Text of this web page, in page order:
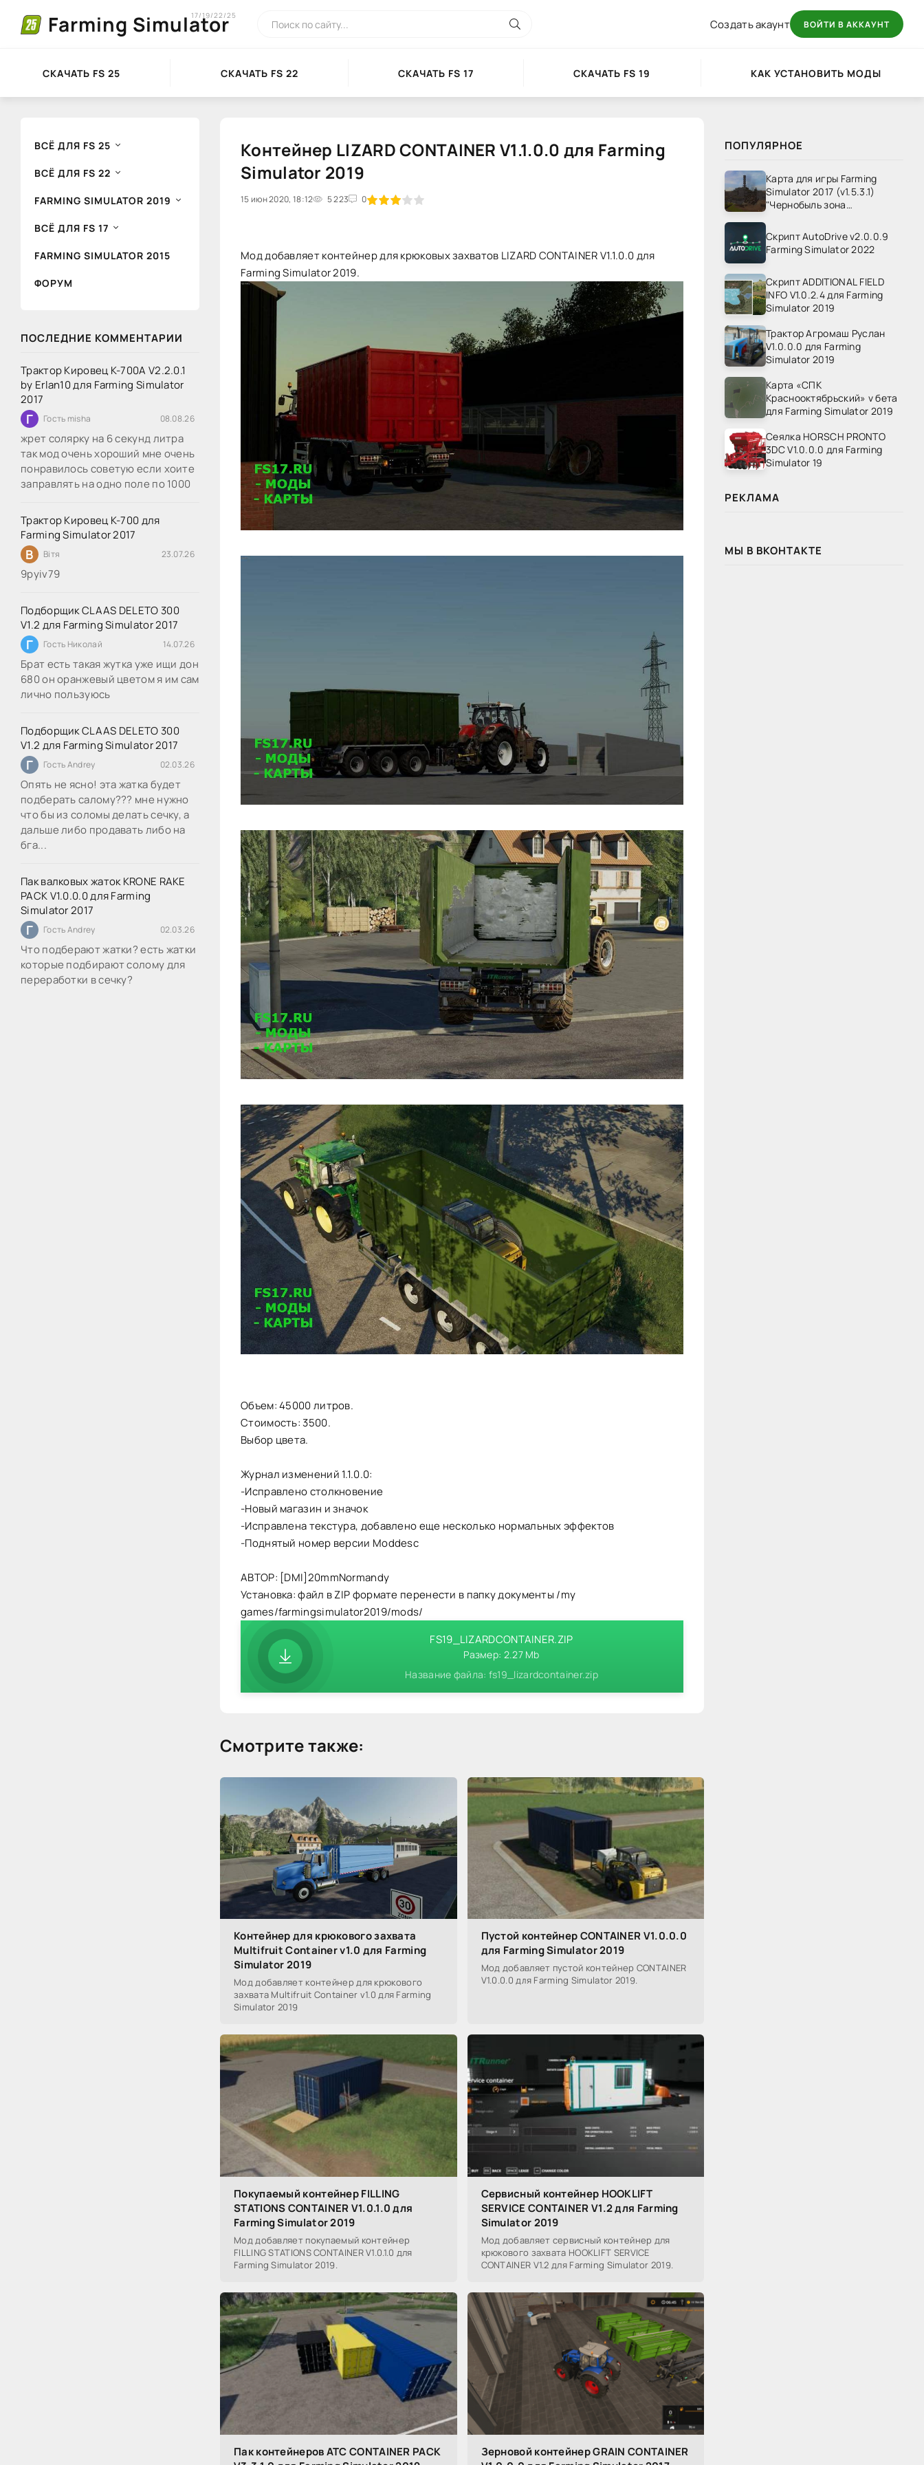
Farming Simulator
17/19/22/25
Создать акаунт ВОЙТИ В АККАУНТ
СКАЧАТЬ FS 25 СКАЧАТЬ FS 22 СКАЧАТЬ FS 17 СКАЧАТЬ FS 19 КАК УСТАНОВИТЬ МОДЫ
ВСЁ ДЛЯ FS 25
ВСЁ ДЛЯ FS 22
FARMING SIMULATOR 2019
ВСЁ ДЛЯ FS 17
FARMING SIMULATOR 2015
ФОРУМ
ПОСЛЕДНИЕ КОММЕНТАРИИ
Трактор Кировец К-700А V2.2.0.1
by Erlan10 для Farming Simulator
2017
Г Гость misha 08.08.26
жрет солярку на 6 секунд литра
так мод очень хороший мне очень
понравилось советую если хоите
заправлять на одно поле по 1000
Трактор Кировец К-700 для
Farming Simulator 2017
В Вітя 23.07.26
9руіv79
Подборщик CLAAS DELETO 300
V1.2 для Farming Simulator 2017
Г Гость Николай 14.07.26
Брат есть такая жутка уже ищи дон
680 он оранжевый цветом я им сам
лично пользуюсь
Подборщик CLAAS DELETO 300
V1.2 для Farming Simulator 2017
Г Гость Andrey 02.03.26
Опять не ясно! эта жатка будет
подберать салому??? мне нужно
что бы из соломы делать сечку, а
дальше либо продавать либо на
бга...
Пак валковых жаток KRONE RAKE
PACK V1.0.0.0 для Farming
Simulator 2017
Г Гость Andrey 02.03.26
Что подберают жатки? есть жатки
которые подбирают солому для
переработки в сечку?
Контейнер LIZARD CONTAINER V1.1.0.0 для Farming
Simulator 2019
15 июн 2020, 18:12 5 223 0
1 2 3 4 5
Мод добавляет контейнер для крюковых захватов LIZARD CONTAINER V1.1.0.0 для
Farming Simulator 2019.
Объем: 45000 литров.
Стоимость: 3500.
Выбор цвета.
Журнал изменений 1.1.0.0:
-Исправлено столкновение
-Новый магазин и значок
-Исправлена текстура, добавлено еще несколько нормальных эффектов
-Поднятый номер версии Moddesc
АВТОР: [DMI]20mmNormandy
Установка: файл в ZIP формате перенести в папку документы /my
games/farmingsimulator2019/mods/
FS19_LIZARDCONTAINER.ZIP
Размер: 2.27 Mb
Название файла: fs19_lizardcontainer.zip
Смотрите также:
Контейнер для крюкового захвата
Multifruit Container v1.0 для Farming
Simulator 2019
Мод добавляет контейнер для крюкового
захвата Multifruit Container v1.0 для Farming
Simulator 2019
Пустой контейнер CONTAINER V1.0.0.0
для Farming Simulator 2019
Мод добавляет пустой контейнер CONTAINER
V1.0.0.0 для Farming Simulator 2019.
Покупаемый контейнер FILLING
STATIONS CONTAINER V1.0.1.0 для
Farming Simulator 2019
Мод добавляет покупаемый контейнер
FILLING STATIONS CONTAINER V1.0.1.0 для
Farming Simulator 2019.
Сервисный контейнер HOOKLIFT
SERVICE CONTAINER V1.2 для Farming
Simulator 2019
Мод добавляет сервисный контейнер для
крюкового захвата HOOKLIFT SERVICE
CONTAINER V1.2 для Farming Simulator 2019.
Пак контейнеров ATC CONTAINER PACK
Зерновой контейнер GRAIN CONTAINER
ПОПУЛЯРНОЕ
Карта для игры Farming
Simulator 2017 (v1.5.3.1)
"Чернобыль зона
Скрипт AutoDrive v2.0.0.9
Farming Simulator 2022
Скрипт ADDITIONAL FIELD
INFO V1.0.2.4 для Farming
Simulator 2019
Трактор Агромаш Руслан
V1.0.0.0 для Farming
Simulator 2019
Карта «СПК
Краснооктябрьский» v бета
для Farming Simulator 2019
Сеялка HORSCH PRONTO
3DC V1.0.0.0 для Farming
Simulator 19
РЕКЛАМА
МЫ В ВКОНТАКТЕ